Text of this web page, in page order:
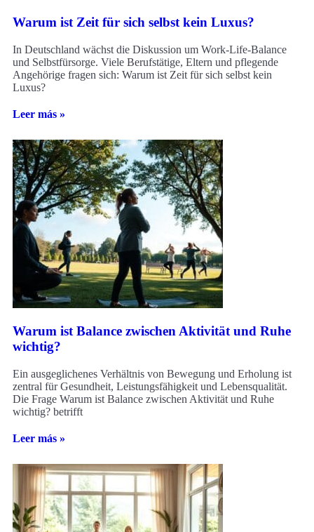
Warum ist Zeit für sich selbst kein Luxus?
In Deutschland wächst die Diskussion um Work-Life-Balance
und Selbstfürsorge. Viele Berufstätige, Eltern und pflegende
Angehörige fragen sich: Warum ist Zeit für sich selbst kein
Luxus?
Leer más »
Warum ist Balance zwischen Aktivität und Ruhe
wichtig?
Ein ausgeglichenes Verhältnis von Bewegung und Erholung ist
zentral für Gesundheit, Leistungsfähigkeit und Lebensqualität.
Die Frage Warum ist Balance zwischen Aktivität und Ruhe
wichtig? betrifft
Leer más »